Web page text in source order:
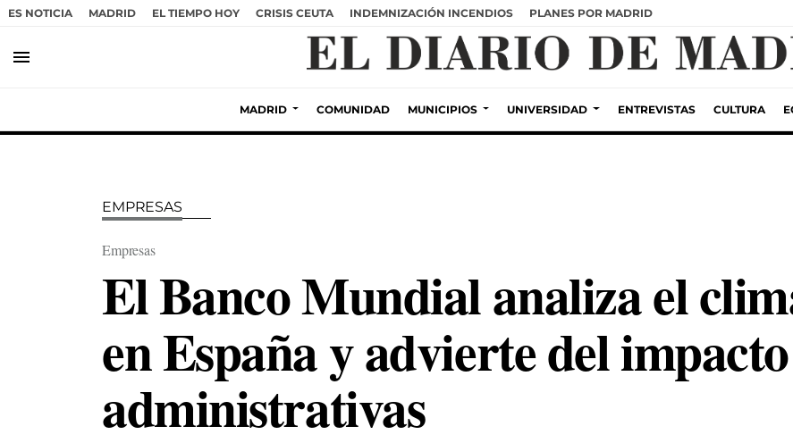
ES NOTICIA MADRID EL TIEMPO HOY CRISIS CEUTA INDEMNIZACIÓN INCENDIOS PLANES POR MADRID
menu
MADRID COMUNIDAD MUNICIPIOS UNIVERSIDAD ENTREVISTAS CULTURA
EMPRESAS
Empresas
El Banco Mundial analiza el
en España y advierte del
administrativas